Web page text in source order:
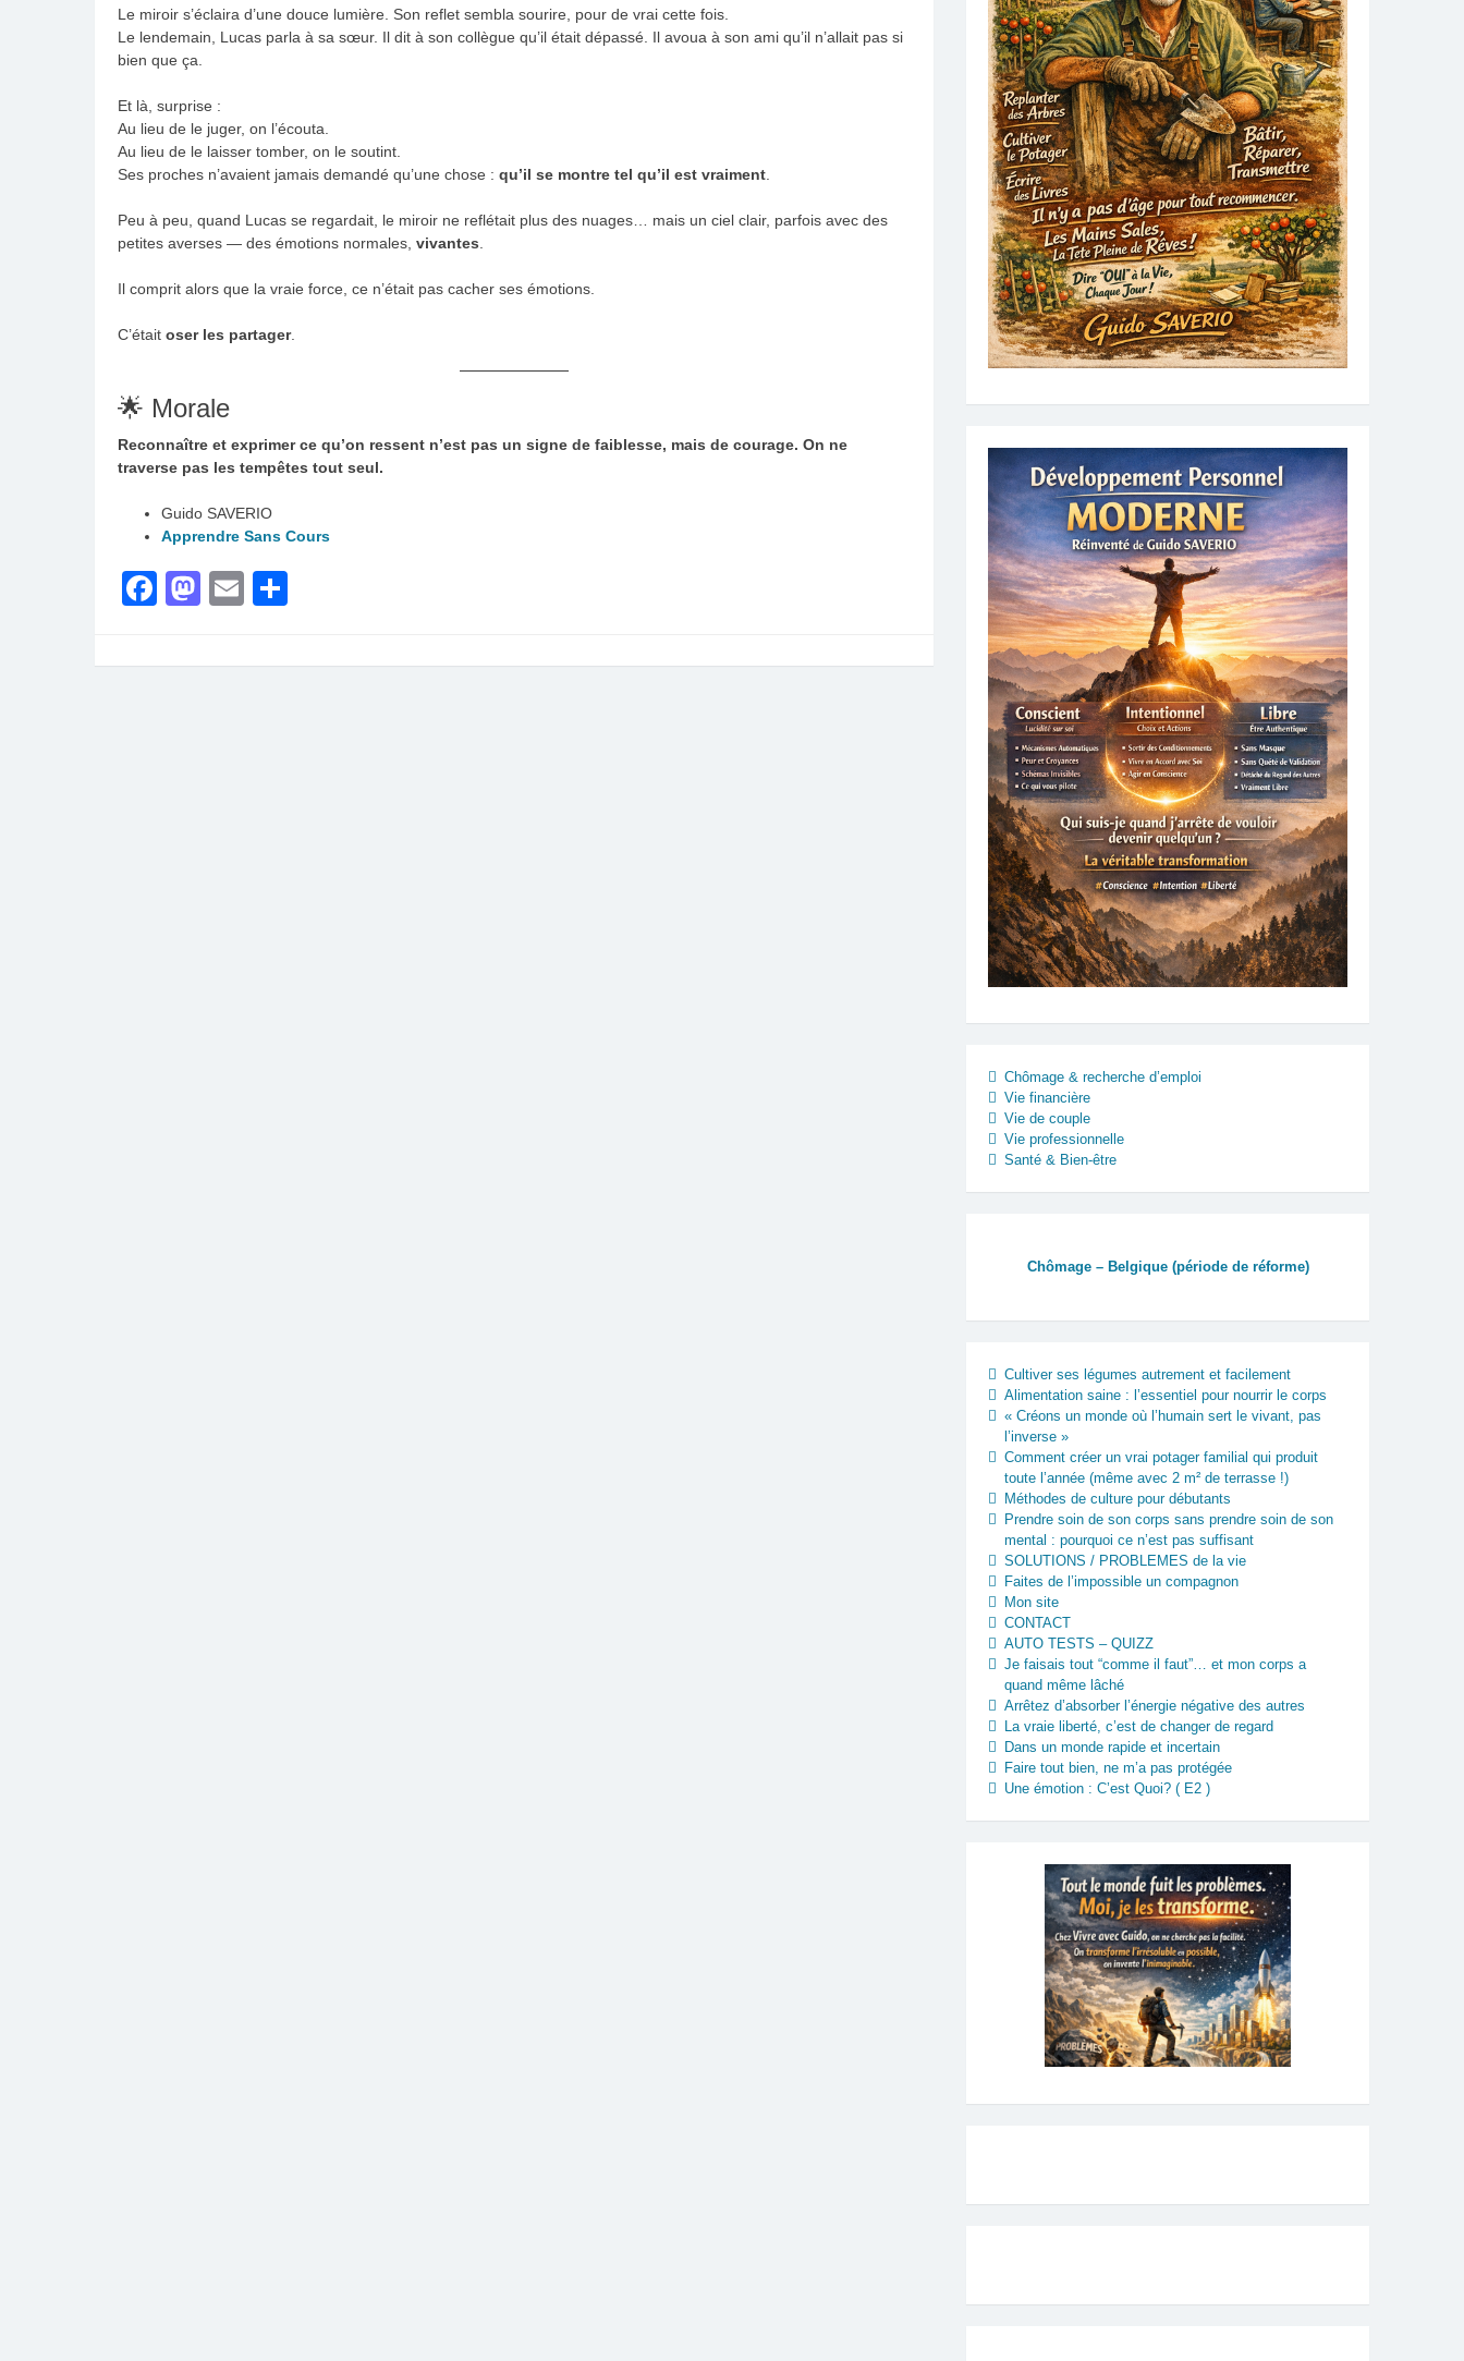
Le miroir s’éclaira d’une douce lumière. Son reflet sembla sourire, pour de vrai cette fois.
Le lendemain, Lucas parla à sa sœur. Il dit à son collègue qu’il était dépassé. Il avoua à son ami qu’il n’allait pas si
bien que ça.
Et là, surprise :
Au lieu de le juger, on l’écouta.
Au lieu de le laisser tomber, on le soutint.
Ses proches n’avaient jamais demandé qu’une chose : qu’il se montre tel qu’il est vraiment
Peu à peu, quand Lucas se regardait, le miroir ne reflétait plus des nuages… mais un ciel clair, parfois avec des
petites averses — des émotions normales, vivantes
Il comprit alors que la vraie force, ce n’était pas cacher ses émotions.
C’était oser les partager.
🌟 Morale
Reconnaître et exprimer ce qu’on ressent n’est pas un signe de faiblesse, mais de courage. On ne
traverse pas les tempêtes tout seul.
Guido SAVERIO
Apprendre Sans Cours
Facebook
Mastodon
Email
Chômage & recherche d’emploi
Vie financière
Vie de couple
Vie professionnelle
Santé & Bien-être
Chômage – Belgique (période de réforme)
Cultiver ses légumes autrement et facilement
Alimentation saine : l’essentiel pour nourrir le corps
« Créons un monde où l’humain sert le vivant, pas
l’inverse »
Comment créer un vrai potager familial qui produit
toute l’année (même avec 2 m² de terrasse !)
Méthodes de culture pour débutants
Prendre soin de son corps sans prendre soin de son
mental : pourquoi ce n’est pas suffisant
SOLUTIONS / PROBLEMES de la vie
Faites de l’impossible un compagnon
Mon site
CONTACT
AUTO TESTS – QUIZZ
Je faisais tout “comme il faut”… et mon corps a
quand même lâché
Arrêtez d’absorber l’énergie négative des autres
La vraie liberté, c’est de changer de regard
Dans un monde rapide et incertain
Faire tout bien, ne m’a pas protégée
Une émotion : C’est Quoi? ( E2 )